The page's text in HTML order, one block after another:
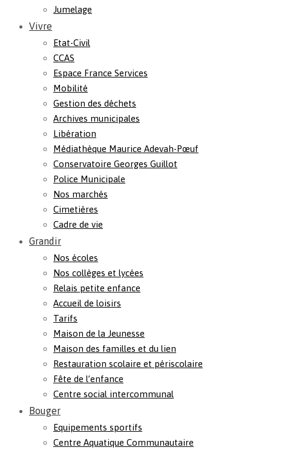
Jumelage
Vivre
Etat-Civil
CCAS
Espace France Services
Mobilité
Gestion des déchets
Archives municipales
Libération
Médiathèque Maurice Adevah-Pœuf
Conservatoire Georges Guillot
Police Municipale
Nos marchés
Cimetières
Cadre de vie
Grandir
Nos écoles
Nos collèges et lycées
Relais petite enfance
Accueil de loisirs
Tarifs
Maison de la Jeunesse
Maison des familles et du lien
Restauration scolaire et périscolaire
Fête de l’enfance
Centre social intercommunal
Bouger
Equipements sportifs
Centre Aquatique Communautaire